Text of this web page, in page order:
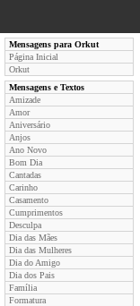
Mensagens para Orkut
Página Inicial
Orkut
Mensagens e Textos
Amizade
Amor
Aniversário
Anjos
Ano Novo
Bom Dia
Cantadas
Carinho
Casamento
Cumprimentos
Desculpa
Dia das Mães
Dia das Mulheres
Dia do Amigo
Dia dos Pais
Família
Formatura